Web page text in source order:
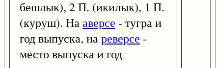
бешлык), 2 П. (икилык), 1 П.
(куруш). Нааверсе - тугра и
год выпуска, нареверсе -
место выпуска и год